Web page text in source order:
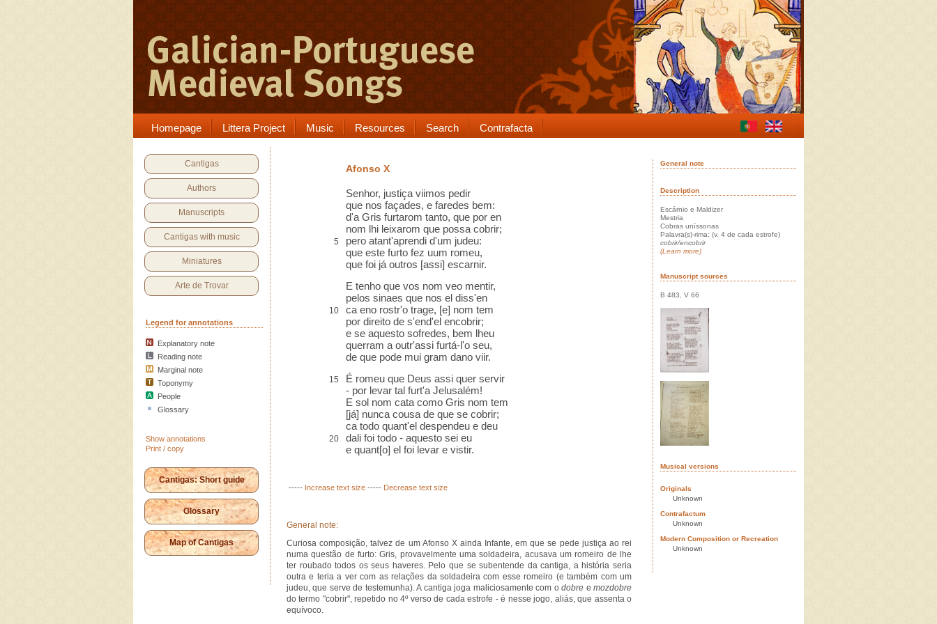
Homepage Littera Project Music Resources Search Contrafacta
Cantigas
Authors
Manuscripts
Cantigas with music
Miniatures
Arte de Trovar
Legend for annotations
Explanatory note
Reading note
Marginal note
Toponymy
People
Glossary
Show annotations
Print / copy
Cantigas: Short guide
Glossary
Map of Cantigas
Afonso X
Senhor, justiça viimos pedir
que nos façades, e faredes bem:
d'a Gris furtarom tanto, que por en
nom lhi leixarom que possa cobrir;
5
pero atant'aprendi d'um judeu:
que este furto fez uum romeu,
que foi já outros [assi] escarnir.
E tenho que vos nom veo mentir,
pelos sinaes que nos el diss'en
10
ca eno rostr'o trage, [e] nom tem
por direito de s'end'el encobrir;
e se aquesto sofredes, bem lheu
querram a outr'assi furtá-l'o seu,
de que pode mui gram dano viir.
15
É romeu que Deus assi quer servir
- por levar tal furt'a Jelusalém!
E sol nom cata como Gris nom tem
[já] nunca cousa de que se cobrir;
ca todo quant'el despendeu e deu
20
dali foi todo - aquesto sei eu
e quant[o] el foi levar e vistir.
----- Increase text size ----- Decrease text size
General note:
Curiosa composição, talvez de um Afonso X ainda Infante, em que se pede justiça ao rei
numa questão de furto: Gris, provavelmente uma soldadeira, acusava um romeiro de lhe
ter roubado todos os seus haveres. Pelo que se subentende da cantiga, a história seria
outra e teria a ver com as relações da soldadeira com esse romeiro (e também com um
judeu, que serve de testemunha). A cantiga joga maliciosamente com odobre emozdobre
do termo "cobrir", repetido no 4º verso de cada estrofe - é nesse jogo, aliás, que assenta o
equívoco.
General note
Description
Escárnio e Maldizer
Mestria
Cobras uníssonas
Palavra(s)-rima: (v. 4 de cada estrofe)
cobrir/encobrir
(Learn more)
Manuscript sources
B 483, V 66
Musical versions
Originals
Unknown
Contrafactum
Unknown
Modern Composition or Recreation
Unknown